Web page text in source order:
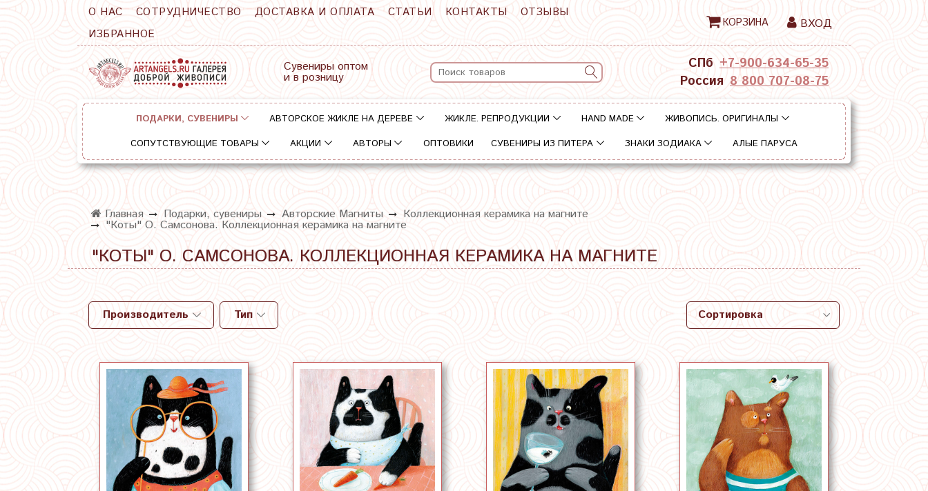
О НАС СОТРУДНИЧЕСТВО ДОСТАВКА И ОПЛАТА СТАТЬИ КОНТАКТЫ
ОТЗЫВЫ
ИЗБРАННОЕ
КОРЗИНА ВХОД
Сувениры оптом
и в розницу
СПб +7-900-634-65-35
Россия 8 800 707-08-75
ПОДАРКИ, СУВЕНИРЫ АВТОРСКОЕ ЖИКЛЕ НА ДЕРЕВЕ ЖИКЛЕ. РЕПРОДУКЦИИ HAND MADE
ЖИВОПИСЬ. ОРИГИНАЛЫ
СОПУТСТВУЮЩИЕ ТОВАРЫ
АКЦИИ АВТОРЫ ОПТОВИКИ СУВЕНИРЫ ИЗ ПИТЕРА ЗНАКИ ЗОДИАКА АЛЫЕ ПАРУСА
Главная Подарки, сувениры Авторские Магниты Коллекционная керамика на магните
"Коты" О. Самсонова. Коллекционная керамика на магните
"КОТЫ" О. САМСОНОВА. КОЛЛЕКЦИОННАЯ КЕРАМИКА НА МАГНИТЕ
Производитель Тип